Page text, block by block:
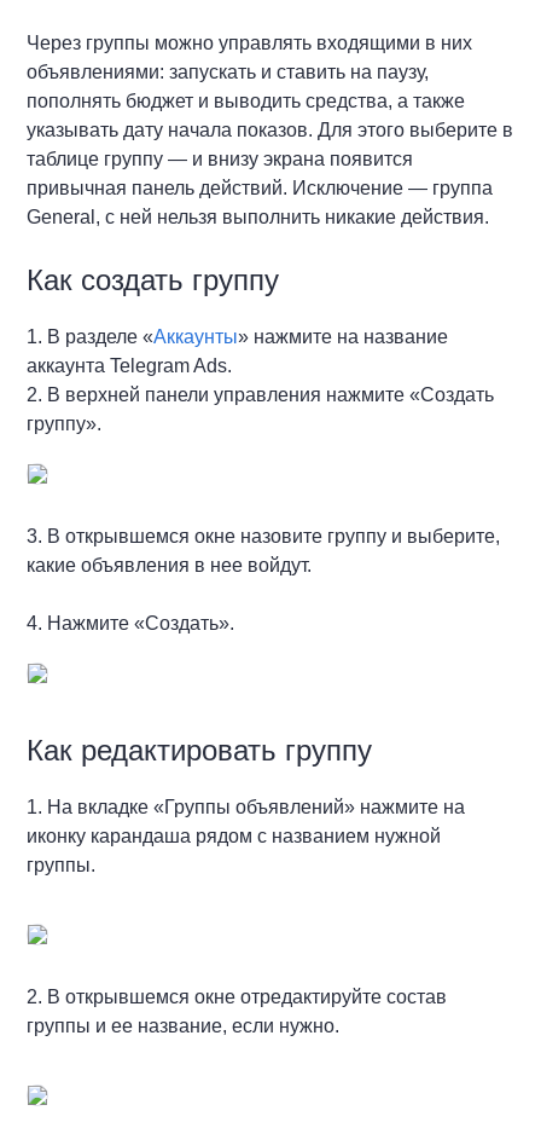
Через группы можно управлять входящими в них
объявлениями: запускать и ставить на паузу,
пополнять бюджет и выводить средства, а также
указывать дату начала показов. Для этого выберите в
таблице группу — и внизу экрана появится
привычная панель действий. Исключение — группа
General, с ней нельзя выполнить никакие действия.
Как создать группу
1. В разделе «Аккаунты» нажмите на название
аккаунта Telegram Ads.
2. В верхней панели управления нажмите «Создать
группу».
3. В открывшемся окне назовите группу и выберите,
какие объявления в нее войдут.
4. Нажмите «Создать».
Как редактировать группу
1. На вкладке «Группы объявлений» нажмите на
иконку карандаша рядом с названием нужной
группы.
2. В открывшемся окне отредактируйте состав
группы и ее название, если нужно.